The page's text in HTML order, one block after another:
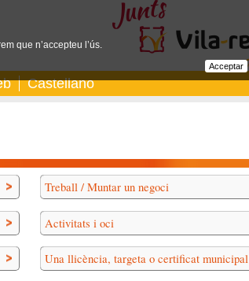
Castellano
Treball / Muntar un negoci
Activitats i oci
Una llicència, targeta o certificat municipal
que n’accepteu l’ús.
Acceptar